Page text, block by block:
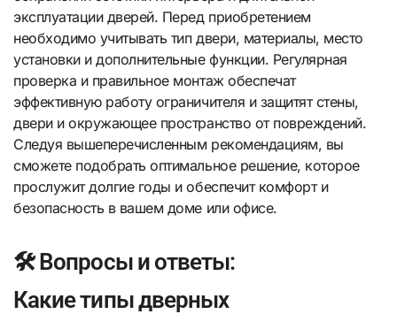
эксплуатации дверей. Перед приобретением
необходимо учитывать тип двери, материалы, место
установки и дополнительные функции. Регулярная
проверка и правильное монтаж обеспечат
эффективную работу ограничителя и защитят стены,
двери и окружающее пространство от повреждений.
Следуя вышеперечисленным рекомендациям, вы
сможете подобрать оптимальное решение, которое
прослужит долгие годы и обеспечит комфорт и
безопасность в вашем доме или офисе.
🛠️ Вопросы и ответы:
Какие типы дверных